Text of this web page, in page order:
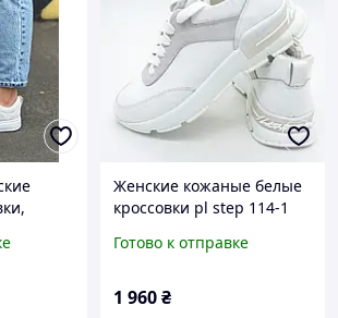
Женские кожаные белые
кроссовки pl step 114-1
36, 37, 39, 41.
Готово к отправке
1 960₴